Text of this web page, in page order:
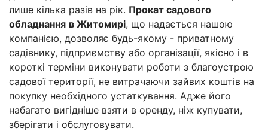
лише кілька разів на рік. Прокат садового
обладнання в Житомирі, що надається нашою
компанією, дозволяє будь-якому - приватному
садівнику, підприємству або організації, якісно і в
короткі терміни виконувати роботи з благоустрою
садової території, не витрачаючи зайвих коштів на
покупку необхідного устаткування. Адже його
набагато вигідніше взяти в оренду, ніж купувати,
зберігати і обслуговувати.